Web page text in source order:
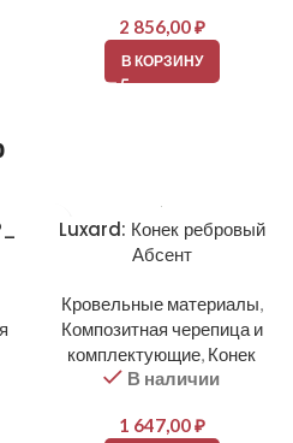
2 856,00₽
В КОРЗИНУ
Luxard: Конек ребровый
Абсент
Кровельные материалы,
Композитная черепица и
комплектующие, Конек
В наличии
1 647,00₽